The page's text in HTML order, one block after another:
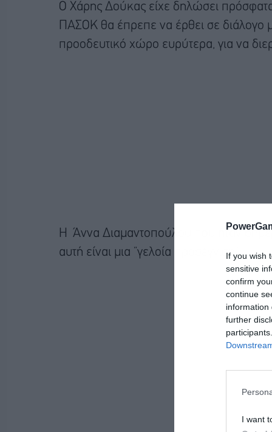
If you wish
sensitive
confirm
continue
information
further
I want
Ο Χάρης Δούκας είχε δηλώσει
ΠΑΣΟΚ θα έπρεπε να έρθει σε διάλογο
προοδευτικό χώρο ευρύτερα, για να
Η Άννα Διαμαντοπούλου που ήταν
αυτή είναι μια “γελοία προσέγγιση”.